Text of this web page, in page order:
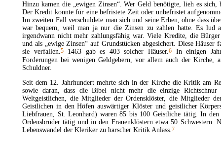
Hinzu kamen die „ewigen Zinsen“. Wer Geld benötigte, lieh es sich,
Der Kredit konnte für eine befristete Zeit oder unbefristet
Im zweiten Fall verschuldete man sich und seine Erben, ohne dass
war bequem, weil man ja nur die Zinsen zu zahlen hatte. Es lud
irgendwann nicht mehr zahlungsfähig war. Viele Kredite, die
und als „ewige Zinsen“ auf Grundstücken abgesichert. Diese
sie verfallen.51463 gab es 403 solcher Häuser.6 In einigen
Forderungen bei wenigen Geldgebern, vor allem auch der Kirche,
Schuldner.
Seit dem 12. Jahrhundert mehrte sich in der Kirche die Kritik am
sowie daran, dass dieBibel nicht mehr die einzige
Weltgeistlichen, die Mitglieder der Ordensklöster, die Mitglieder
Geistlichen in den Höfen auswärtiger Klöster und geistlicher
Liebfrauen, St. Leonhard) waren 85 bis 100 Geistliche tätig. In den
Ordensbrüder tätig und in den Frauenklöstern etwa 50 Schwestern.
Lebenswandel der Kleriker zu harscher Kritik Anlass.7